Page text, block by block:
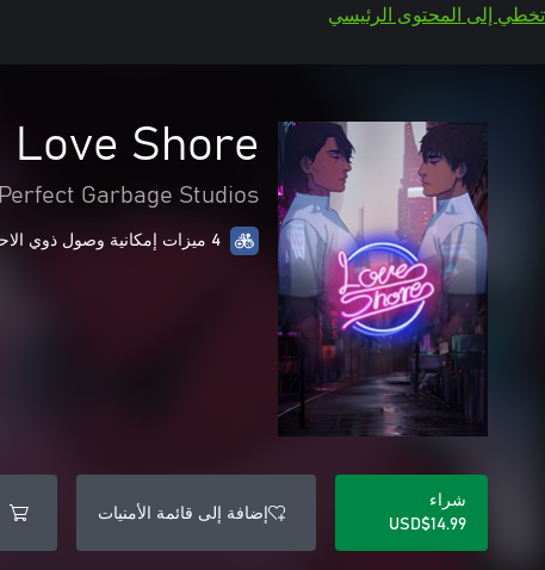
تخطي إلى المحتوى الرئيسي
Love Shore
Perfect Garbage Studios
4 ميزات إمكانية وصول ذوي الاحتياجات الخاصة
شراء
USD$14.99
إضافة إلى قائمة الأمنيات